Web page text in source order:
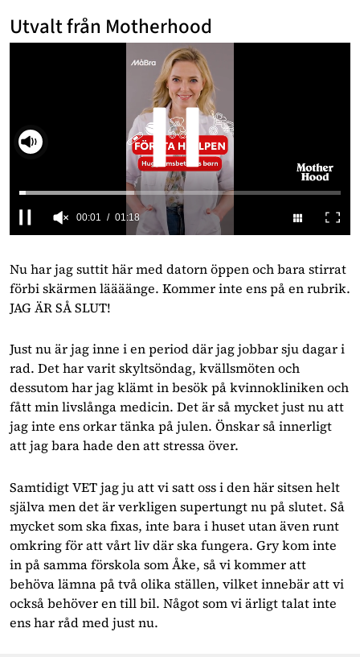
Utvalt från Motherhood
of
minute,
18
seconds
00:02 01:18
Nu har jag suttit här med datorn öppen och bara stirrat
förbi skärmen läääänge. Kommer inte ens på en rubrik.
JAG ÄR SÅ SLUT!
Just nu är jag inne i en period där jag jobbar sju dagar i
rad. Det har varit skyltsöndag, kvällsmöten och
dessutom har jag klämt in besök på kvinnokliniken och
fått min livslånga medicin. Det är så mycket just nu att
jag inte ens orkar tänka på julen. Önskar så innerligt
att jag bara hade den att stressa över.
Samtidigt VET jag ju att vi satt oss i den här sitsen helt
själva men det är verkligen supertungt nu på slutet. Så
mycket som ska fixas, inte bara i huset utan även runt
omkring för att vårt liv där ska fungera. Gry kom inte
in på samma förskola som Åke, så vi kommer att
behöva lämna på två olika ställen, vilket innebär att vi
också behöver en till bil. Något som vi ärligt talat inte
ens har råd med just nu.